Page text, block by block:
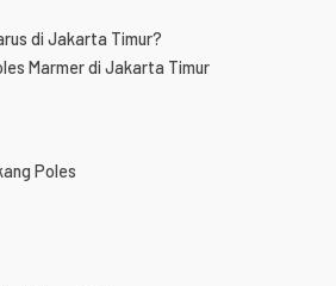
di Jakarta Timur?
Marmer di Jakarta Timur
Poles